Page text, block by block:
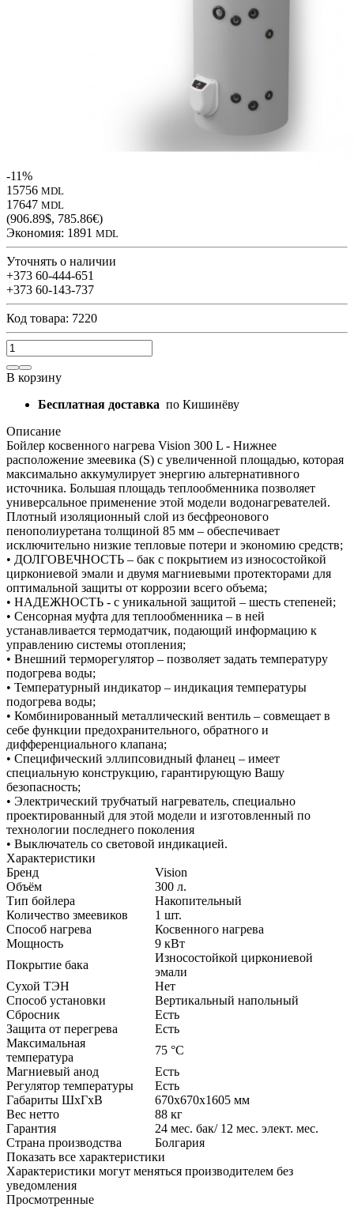
-11%
15756 MDL
17647 MDL
(906.89$, 785.86€)
Экономия: 1891 MDL
Уточнять о наличии
+373 60-444-651
+373 60-143-737
Код товара: 7220
В корзину
Бесплатная доставка по Кишинёву
Описание
Бойлер косвенного нагрева Vision 300 L - Нижнее
расположение змеевика (S) с увеличенной площадью, которая
максимально аккумулирует энергию альтернативного
источника. Большая площадь теплообменника позволяет
универсальное применение этой модели водонагревателей.
Плотный изоляционный слой из бесфреонового
пенополиуретана толщиной 85 мм – обеспечивает
исключительно низкие тепловые потери и экономию средств;
• ДОЛГОВЕЧНОСТЬ – бак с покрытием из износостойкой
циркониевой эмали и двумя магниевыми протекторами для
оптимальной защиты от коррозии всего объема;
• НАДЕЖНОСТЬ - с уникальной защитой – шесть степеней;
• Сенсорная муфта для теплообменника – в ней
устанавливается термодатчик, подающий информацию к
управлению системы отопления;
• Внешний терморегулятор – позволяет задать температуру
подогрева воды;
• Температурный индикатор – индикация температуры
подогрева воды;
• Комбинированный металлический вентиль – совмещает в
себе функции предохранительного, обратного и
дифференциального клапана;
• Специфический эллипсовидный фланец – имеет
специальную конструкцию, гарантирующую Вашу
безопасность;
• Электрический трубчатый нагреватель, специально
проектированный для этой модели и изготовленный по
технологии последнего поколения
• Выключатель со световой индикацией.
Характеристики
Бренд
Vision
Объём
300 л.
Тип бойлера
Накопительный
Количество змеевиков
1 шт.
Способ нагрева
Косвенного нагрева
Мощность
9 кВт
Покрытие бака
Износостойкой циркониевой
эмали
Сухой ТЭН
Нет
Способ установки
Вертикальный напольный
Сбросник
Есть
Защита от перегрева
Есть
Максимальная
температура
75 °C
Магниевый анод
Есть
Регулятор температуры
Есть
Габариты ШхГхВ
670х670х1605 мм
Вес нетто
88 кг
Гарантия
24 мес. бак/ 12 мес. элект. мес.
Страна производства
Болгария
Показать все характеристики
Характеристики могут меняться производителем без
уведомления
Просмотренные